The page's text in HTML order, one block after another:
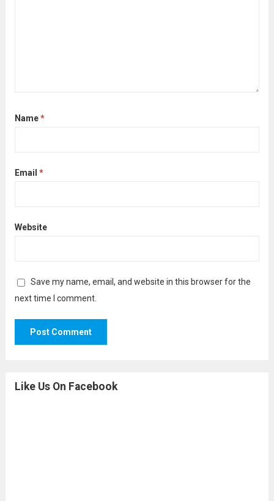
Name*
Email *
Website
Save my name, email, and website in this browser for the
next time I comment.
Like Us On Facebook